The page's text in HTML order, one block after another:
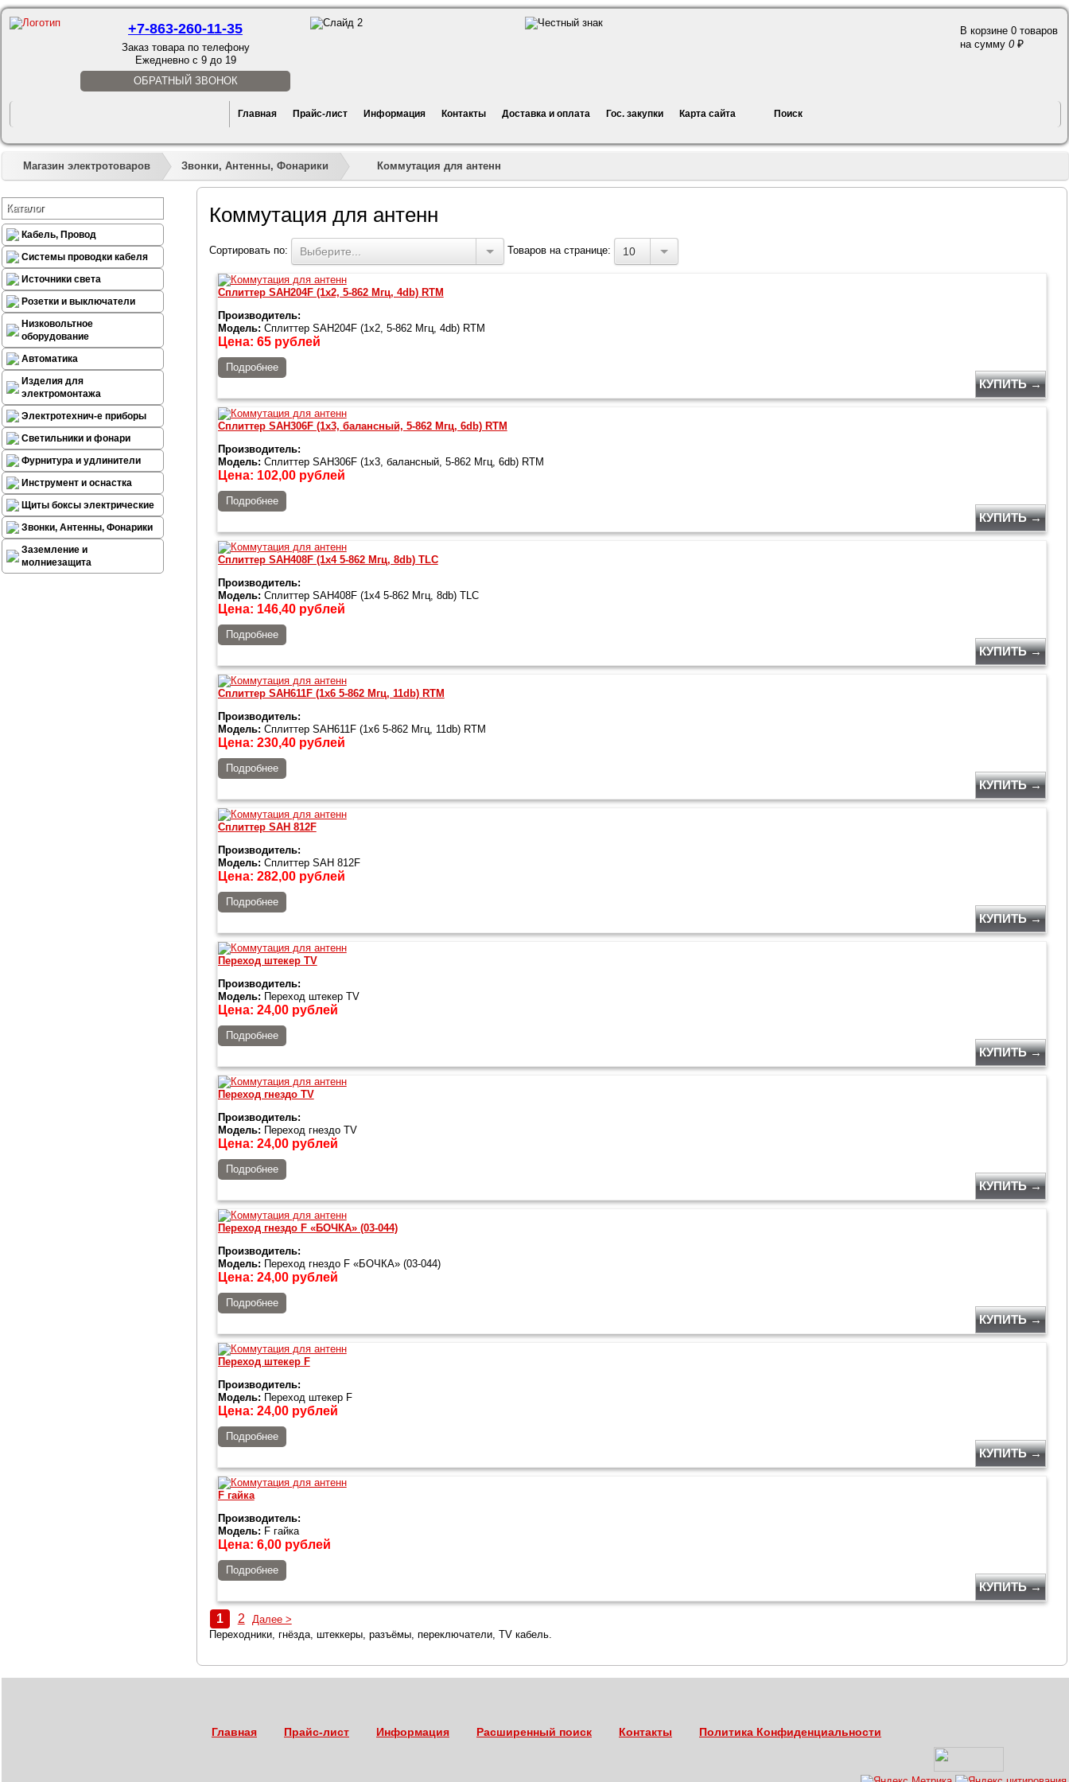
+7-863-260-11-35
Заказ товара по телефону
Ежедневно с 9 до 19
ОБРАТНЫЙ ЗВОНОК
В корзине 0 товаров
на сумму 0
Главная Прайс-лист Информация Контакты Доставка и оплата Гос. закупки Карта сайта Поиск
Магазин электротоваров »
Звонки, Антенны, Фонарики » Коммутация для антенн
Каталог
Кабель, Провод
Системы проводки кабеля
Источники света
Розетки и выключатели
Низковольтное
оборудование
Автоматика
Изделия для
электромонтажа
Электротехнич-е приборы
Светильники и фонари
Фурнитура и удлинители
Инструмент и оснастка
Щиты боксы электрические
Звонки, Антенны, Фонарики
Заземление и
молниезащита
Коммутация для антенн
Сортировать по: Выберите... Товаров на странице: 10
Сплиттер SAH204F (1x2, 5-862 Мгц, 4db) RTM
Производитель:
Модель: Сплиттер SAH204F (1x2, 5-862 Мгц, 4db) RTM
Цена: 65рублей
Подробнее
КУПИТЬ →
Сплиттер SAH306F (1x3, балансный, 5-862 Мгц, 6db) RTM
Производитель:
Модель: Сплиттер SAH306F (1x3, балансный, 5-862 Мгц, 6db) RTM
Цена: 102,00рублей
Подробнее
КУПИТЬ →
Сплиттер SAH408F (1x4 5-862 Мгц, 8db) TLC
Производитель:
Модель: Сплиттер SAH408F (1x4 5-862 Мгц, 8db) TLC
Цена: 146,40рублей
Подробнее
КУПИТЬ →
Сплиттер SAH611F (1x6 5-862 Мгц, 11db) RTM
Производитель:
Модель: Сплиттер SAH611F (1x6 5-862 Мгц, 11db) RTM
Цена: 230,40рублей
Подробнее
КУПИТЬ →
Сплиттер SAH 812F
Производитель:
Модель: Сплиттер SAH 812F
Цена: 282,00рублей
Подробнее
КУПИТЬ →
Переход штекер TV
Производитель:
Модель: Переход штекер TV
Цена: 24,00рублей
Подробнее
КУПИТЬ →
Переход гнездо TV
Производитель:
Модель: Переход гнездо TV
Цена: 24,00рублей
Подробнее
КУПИТЬ →
Переход гнездо F «БОЧКА» (03-044)
Производитель:
Модель: Переход гнездо F «БОЧКА» (03-044)
Цена: 24,00рублей
Подробнее
КУПИТЬ →
Переход штекер F
Производитель:
Модель: Переход штекер F
Цена: 24,00рублей
Подробнее
КУПИТЬ →
F гайка
Производитель:
Модель: F гайка
Цена: 6,00рублей
Подробнее
КУПИТЬ →
1 2
Далее >
Переходники, гнёзда, штеккеры, разъёмы, переключатели, TV кабель.
Главная Прайс-лист Информация Расширенный поиск Контакты Политика Конфиденциальности